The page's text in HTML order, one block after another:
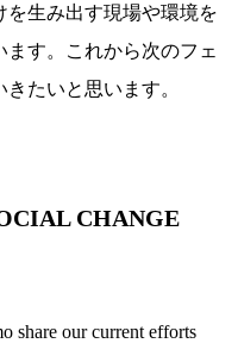
を生み出す現場や環境を
す。これから次のフェ
たいと思います。
CHANGE
share our current efforts